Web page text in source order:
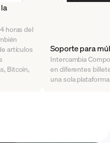
horas del
artículos
Bitcoin,
Soporte para
Intercambia
en diferentes
una sola